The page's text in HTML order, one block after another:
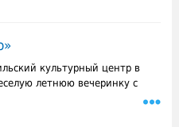
культурный центр в
летнюю вечеринку с